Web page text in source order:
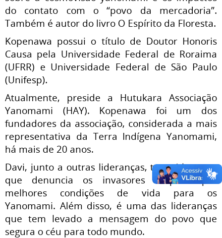
do contato com o “povo da mercadoria”.
Também é autor do livro O Espírito da Floresta.
Kopenawa possui o título de Doutor Honoris
Causa pela Universidade Federal de Roraima
(UFRR) e Universidade Federal de São Paulo
(Unifesp).
Atualmente, preside a Hutukara Associação
Yanomami (HAY). Kopenawa foi um dos
fundadores da associação, considerada a mais
representativa da Terra Indígena Yanomami,
há mais de 20 anos.
Davi, junto a outras lideranças, tem sido a voz
que denuncia os invasores e pede por
melhores condições de vida para os
Yanomami. Além disso, é uma das lideranças
que tem levado a mensagem do povo que
segura o céu para todo mundo.